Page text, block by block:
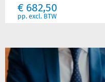
€ 682,50
pp. excl. BTW
Praktijkdag
omgevingsvergunning